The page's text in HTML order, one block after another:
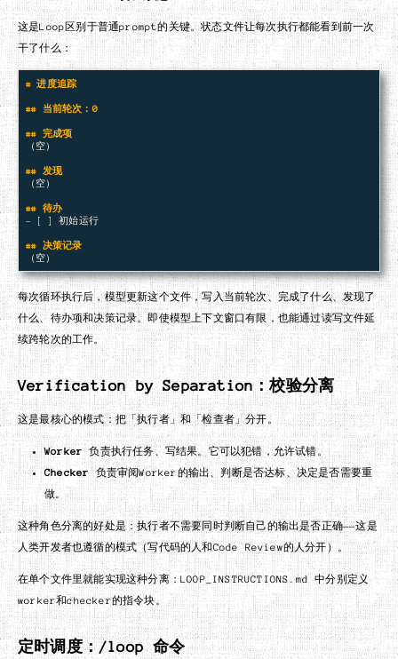
这是Loop区别于普通prompt的关键。状态文件让每次执行都能看到前一次
干了什么：
# 进度追踪
## 当前轮次：0
## 完成项
（空）
## 发现
（空）
## 待办
-
[ ] 初始运行
## 决策记录
每次循环执行后，模型更新这个文件，写入当前轮次、完成了什么、发现了
什么、待办项和决策记录。即使模型上下文窗口有限，也能通过读写文件延
续跨轮次的工作。
Verification by Separation：校验分离
这是最核心的模式：把「执行者」和「检查者」分开。
Worker 负责执行任务、写结果。它可以犯错，允许试错。
Checker负责审阅Worker的输出、判断是否达标、决定是否需要重
做。
这种角色分离的好处是：执行者不需要同时判断自己的输出是否正确——这是
人类开发者也遵循的模式（写代码的人和Code Review的人分开）。
在单个文件里就能实现这种分离：LOOP_INSTRUCTIONS.md 中分别定义
worker和checker的指令块。
定时调度：/loop 命令